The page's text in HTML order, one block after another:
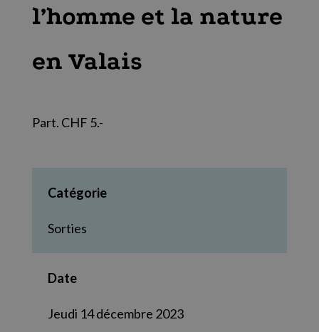
l’homme et la nature
en Valais
Part. CHF 5.-
Catégorie
Sorties
Date
Jeudi 14 décembre 2023